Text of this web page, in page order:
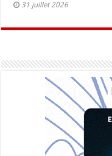
31 juillet 2026